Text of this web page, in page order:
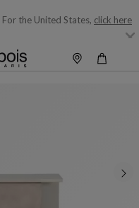
For the United States, click here